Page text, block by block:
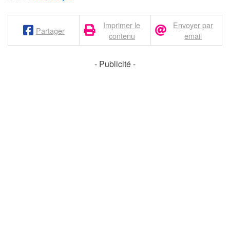
Partager
Imprimer le
contenu
Envoyer par
email
- Publicité -